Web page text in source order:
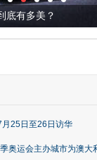
底有多美？
25日至26日访华
奥运会主办城市为澳大